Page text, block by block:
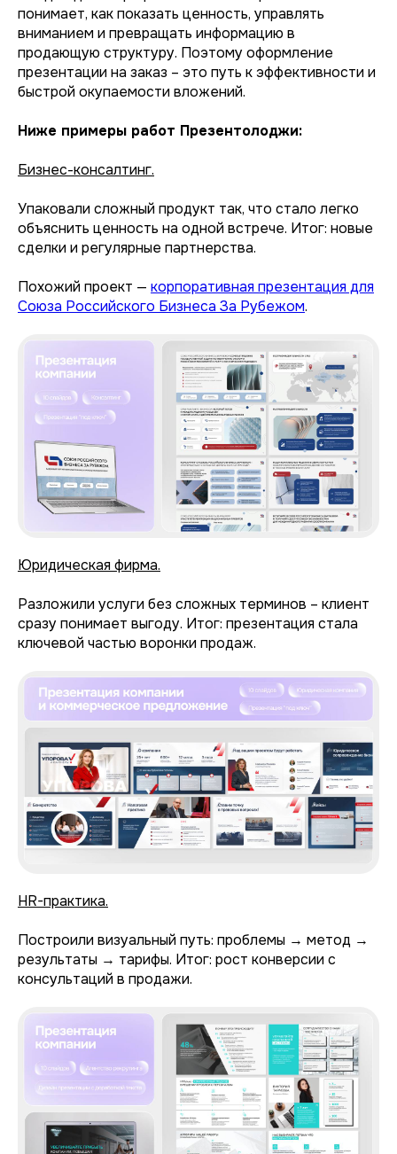
понимает, как показать ценность, управлять
вниманием и превращать информацию в
продающую структуру. Поэтому оформление
презентации на заказ – это путь к эффективности и
быстрой окупаемости вложений.
Ниже примеры работ Презентолоджи:
Бизнес-консалтинг.
Упаковали сложный продукт так, что стало легко
объяснить ценность на одной встрече. Итог: новые
сделки и регулярные партнерства.
Похожий проект — корпоративная презентация для
Союза Российского Бизнеса За Рубежом.
Юридическая фирма.
Разложили услуги без сложных терминов – клиент
сразу понимает выгоду. Итог: презентация стала
ключевой частью воронки продаж.
HR-практика.
Построили визуальный путь: проблемы → метод →
результаты → тарифы. Итог: рост конверсии с
консультаций в продажи.